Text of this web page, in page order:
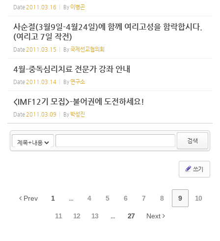
Date 2011.03.16 By 이병곤
사순절(3월9일-4월24일)에 함께 여리고성을 함락합시다.
(여리고 7일 작전)
Date 2011.03.15 By국제선교협의회
4월-중독심리치료 전문가 강좌 안내
Date 2011.03.14 By 연구소
<IMF12기 모집>-불어권에 도전하세요!
Date 2011.03.09 By 박성진
검색
쓰기
Prev 1 ... 4 5 6 7 8 9 10
11 12 13 ... 27 Next